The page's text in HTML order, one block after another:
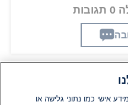
אישי כמו נתוני גלישה או